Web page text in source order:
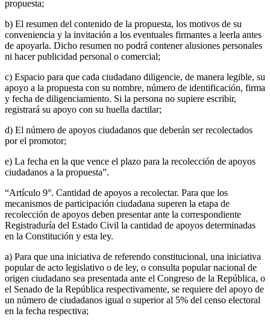
propuesta;
b) El resumen del contenido de la propuesta, los motivos de su
conveniencia y la invitación a los eventuales firmantes a leerla antes
de apoyarla. Dicho resumen no podrá contener alusiones personales
ni hacer publicidad personal o comercial;
c) Espacio para que cada ciudadano diligencie, de manera legible, su
apoyo a la propuesta con su nombre, número de identificación, firma
y fecha de diligenciamiento. Si la persona no supiere escribir,
registrará su apoyo con su huella dactilar;
d) El número de apoyos ciudadanos que deberán ser recolectados
por el promotor;
e) La fecha en la que vence el plazo para la recolección de apoyos
ciudadanos a la propuesta”.
“Artículo 9°. Cantidad de apoyos a recolectar. Para que los
mecanismos de participación ciudadana superen la etapa de
recolección de apoyos deben presentar ante la correspondiente
Registraduría del Estado Civil la cantidad de apoyos determinadas
en la Constitución y esta ley.
a) Para que una iniciativa de referendo constitucional, una iniciativa
popular de acto legislativo o de ley, o consulta popular nacional de
origen ciudadano sea presentada ante el Congreso de la República, o
el Senado de la República respectivamente, se requiere del apoyo de
un número de ciudadanos igual o superior al 5% del censo electoral
en la fecha respectiva;